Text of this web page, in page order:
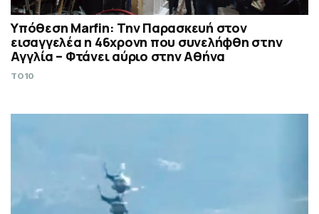
Υπόθεση Marfin: Την Παρασκευή στον
εισαγγελέα η 46χρονη που συνελήφθη στην
Αγγλία – Φτάνει αύριο στην Αθήνα
TO10